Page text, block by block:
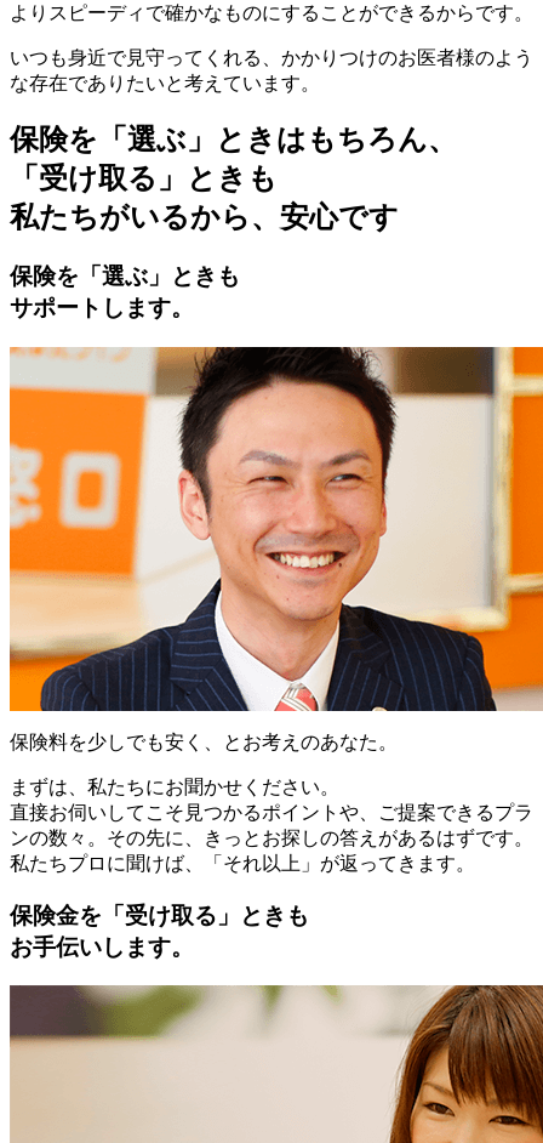
よりスピーディで確かなものにすることができるからです。
いつも身近で見守ってくれる、かかりつけのお医者様のよう
な存在でありたいと考えています。
保険を「選ぶ」ときはもちろん、
「受け取る」ときも
私たちがいるから、安心です
保険を「選ぶ」ときも
サポートします。
保険料を少しでも安く、とお考えのあなた。
まずは、私たちにお聞かせください。
直接お伺いしてこそ見つかるポイントや、ご提案できるプラ
ンの数々。その先に、きっとお探しの答えがあるはずです。
私たちプロに聞けば、「それ以上」が返ってきます。
保険金を「受け取る」ときも
お手伝いします。